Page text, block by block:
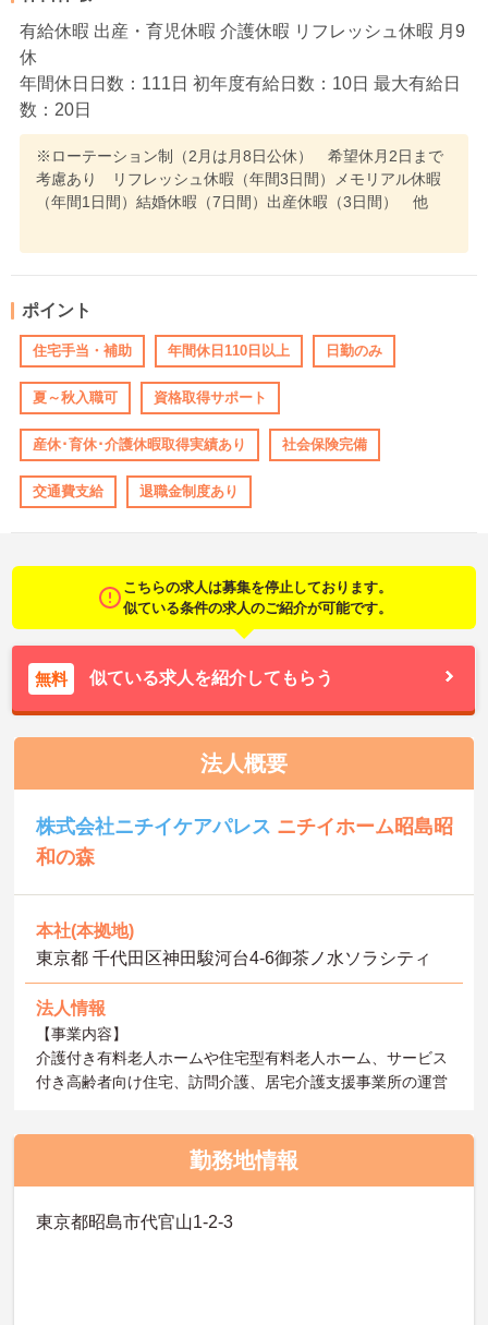
有給休暇 出産・育児休暇 介護休暇 リフレッシュ休暇 月9
休
年間休日日数：111日 初年度有給日数：10日 最大有給日
数：20日
※ローテーション制（2月は月8日公休） 希望休月2日まで
考慮あり リフレッシュ休暇（年間3日間）メモリアル休暇
（年間1日間）結婚休暇（7日間）出産休暇（3日間） 他
ポイント
住宅手当・補助 年間休日110日以上 日勤のみ
夏～秋入職可 資格取得サポート
産休･育休･介護休暇取得実績あり 社会保険完備
交通費支給 退職金制度あり
こちらの求人は募集を停止しております。
似ている条件の求人のご紹介が可能です。
無料 似ている求人を紹介してもらう
法人概要
株式会社ニチイケアパレス ニチイホーム昭島昭
和の森
本社(本拠地)
東京都 千代田区神田駿河台4-6御茶ノ水ソラシティ
法人情報
【事業内容】
介護付き有料老人ホームや住宅型有料老人ホーム、サービス
付き高齢者向け住宅、訪問介護、居宅介護支援事業所の運営
勤務地情報
東京都昭島市代官山1-2-3